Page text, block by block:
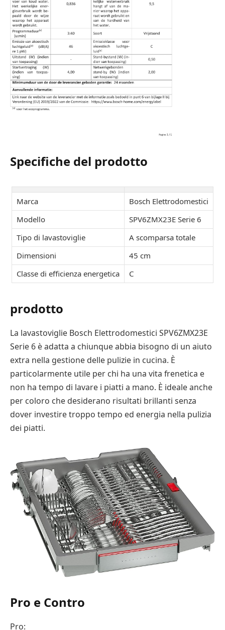
Specifiche del prodotto
Marca
Bosch Elettrodomestici
Modello
SPV6ZMX23E Serie 6
Tipo di lavastoviglie
A scomparsa totale
Dimensioni
45 cm
Classe di efficienza energetica
C
prodotto
La lavastoviglie Bosch Elettrodomestici SPV6ZMX23E
Serie 6 è adatta a chiunque abbia bisogno di un aiuto
extra nella gestione delle pulizie in cucina. È
particolarmente utile per chi ha una vita frenetica e
non ha tempo di lavare i piatti a mano. È ideale anche
per coloro che desiderano risultati brillanti senza
dover investire troppo tempo ed energia nella pulizia
dei piatti.
Pro e Contro
Pro: